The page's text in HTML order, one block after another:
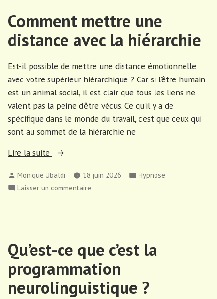
l’abandon ? »l’abandon
ou
le
de
l’abandon ?
Comment mettre une
distance avec la hiérarchie
Est-il possible de mettre une distance émotionnelle
avec votre supérieur hiérarchique ? Car si l’être humain
est un animal social, il est clair que tous les liens ne
valent pas la peine d’être vécus. Ce qu’il y a de
spécifique dans le monde du travail, c’est que ceux qui
sont au sommet de la hiérarchie ne
Lire la suite
« Comment
une
distance
Publié
par
Monique Ubaldi 18 juin 2026
Publié
Hypnose
Laisser un commentaire
avec
la
hiérarchie
Qu’est-ce que c’est la
programmation
neurolinguistique ?